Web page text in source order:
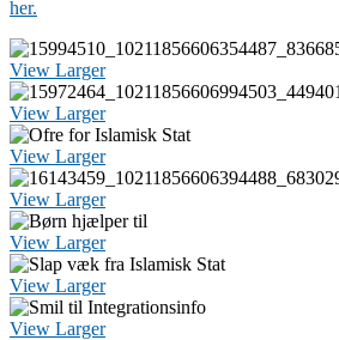
her.
View Larger
View Larger
View Larger
View Larger
View Larger
View Larger
View Larger